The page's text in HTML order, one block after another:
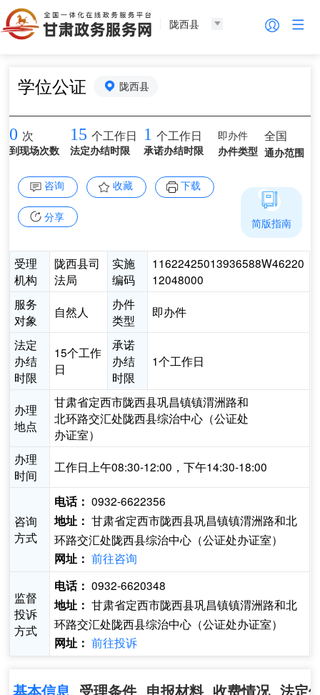
陇西县
学位公证 陇西县
0 次
到现场次数
15 个工作日
法定办结时限
1 个工作日
承诺办结时限
即办件
办件类型
全国
通办范围
咨询 收藏 下载
分享
受理
机构
陇西县司
法局
实施
编码
11622425013936588W46220
12048000
服务
对象
自然人
办件
类型
即办件
法定
办结
时限
15个工作
日
承诺
办结
时限
1个工作日
办理
地点
甘肃省定西市陇西县巩昌镇镇渭洲路和
北环路交汇处陇西县综治中心（公证处
办证室）
办理
时间
工作日上午08:30-12:00，下午14:30-18:00
咨询
方式
电话： 0932-6622356
地址： 甘肃省定西市陇西县巩昌镇镇渭洲路和北
环路交汇处陇西县综治中心（公证处办证室）
网址： 前往咨询
监督
投诉
方式
电话： 0932-6620348
地址： 甘肃省定西市陇西县巩昌镇镇渭洲路和北
环路交汇处陇西县综治中心（公证处办证室）
网址： 前往投诉
简版指南
基本信息 受理条件 申报材料 收费情况 法定